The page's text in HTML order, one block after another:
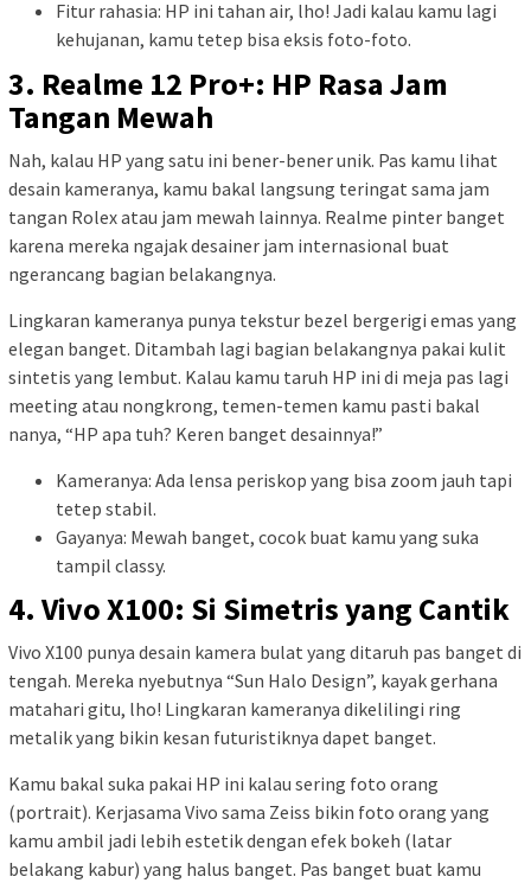
Fitur rahasia: HP ini tahan air, lho! Jadi kalau kamu lagi
kehujanan, kamu tetep bisa eksis foto-foto.
3. Realme 12 Pro+: HP Rasa Jam
Tangan Mewah
Nah, kalau HP yang satu ini bener-bener unik. Pas kamu lihat
desain kameranya, kamu bakal langsung teringat sama jam
tangan Rolex atau jam mewah lainnya. Realme pinter banget
karena mereka ngajak desainer jam internasional buat
ngerancang bagian belakangnya.
Lingkaran kameranya punya tekstur bezel bergerigi emas yang
elegan banget. Ditambah lagi bagian belakangnya pakai kulit
sintetis yang lembut. Kalau kamu taruh HP ini di meja pas lagi
meeting atau nongkrong, temen-temen kamu pasti bakal
nanya, “HP apa tuh? Keren banget desainnya!”
Kameranya: Ada lensa periskop yang bisa zoom jauh tapi
tetep stabil.
Gayanya: Mewah banget, cocok buat kamu yang suka
tampil classy.
4. Vivo X100: Si Simetris yang Cantik
Vivo X100 punya desain kamera bulat yang ditaruh pas banget di
tengah. Mereka nyebutnya “Sun Halo Design”, kayak gerhana
matahari gitu, lho! Lingkaran kameranya dikelilingi ring
metalik yang bikin kesan futuristiknya dapet banget.
Kamu bakal suka pakai HP ini kalau sering foto orang
(portrait). Kerjasama Vivo sama Zeiss bikin foto orang yang
kamu ambil jadi lebih estetik dengan efek bokeh (latar
belakang kabur) yang halus banget. Pas banget buat kamu